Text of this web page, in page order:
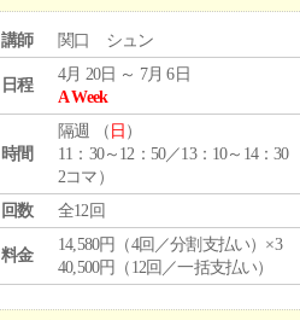
講師 関口 シュン
日程
4月 20日 ～ 7月 6日
A Week
時間
隔週 （ 日 ）
11：30～12：50／13：10～14：30
2コマ）
回数
全12回
料金
14,580円（4回／分割支払い）×3
40,500円（12回／一括支払い）